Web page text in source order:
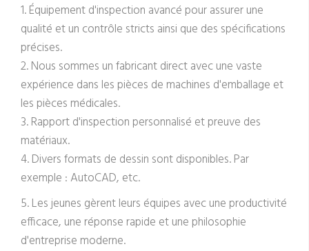
1. Équipement d'inspection avancé pour assurer une
qualité et un contrôle stricts ainsi que des spécifications
précises.
2. Nous sommes un fabricant direct avec une vaste
expérience dans les pièces de machines d'emballage et
les pièces médicales.
3. Rapport d'inspection personnalisé et preuve des
matériaux.
4. Divers formats de dessin sont disponibles. Par
exemple : AutoCAD, etc.
5. Les jeunes gèrent leurs équipes avec une productivité
efficace, une réponse rapide et une philosophie
d'entreprise moderne.